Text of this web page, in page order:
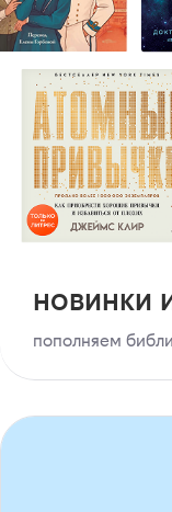
новинки
пополняем